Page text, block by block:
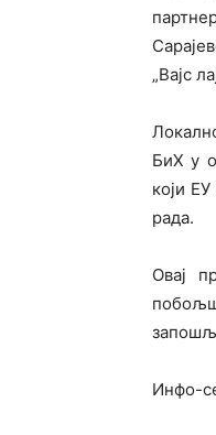
„Вајс
БиХ у
који
рада.
Овај
Инфо-